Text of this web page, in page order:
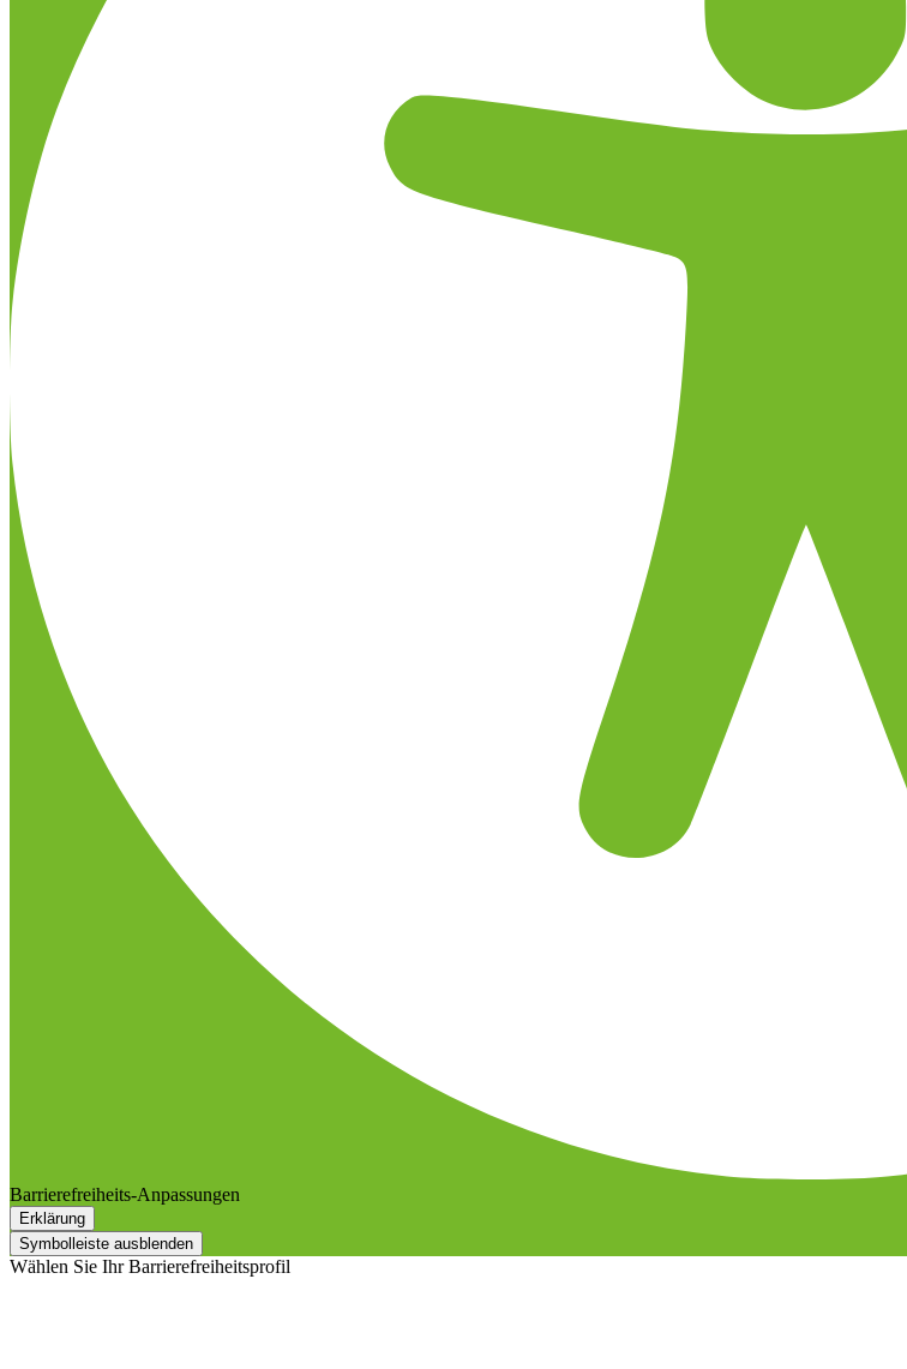
Barrierefreiheits-Anpassungen
Erklärung
Symbolleiste ausblenden
Wählen Sie Ihr Barrierefreiheitsprofil